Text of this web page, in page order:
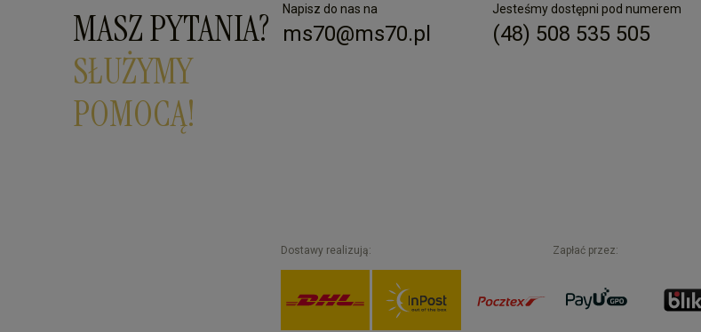
MASZ PYTANIA?
SŁUŻYMY
POMOCĄ!
Napisz do nas na
ms70@ms70.pl
Jesteśmy dostępni pod numerem
(48) 508 535 505
Dostawy realizują: Zapłać przez: